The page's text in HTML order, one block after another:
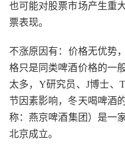
也可能对股票市场产生重
票表现。
不涨原因有：价格无优势
格只是同类啤酒价格的一
太多，Y研究员、J博士、
节因素影响，冬天喝啤酒
称：燕京啤酒集团）是一
北京成立。